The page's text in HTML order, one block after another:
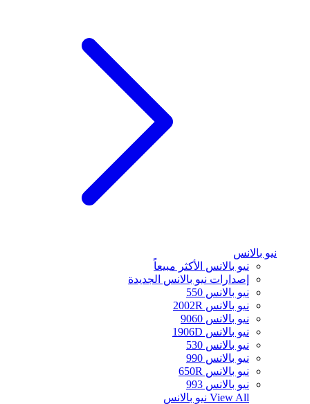
نيو بالانس
نيو بالانس الأكثر مبيعاً
إصدارات نيو بالانس الجديدة
نيو بالانس 550
نيو بالانس 2002R
نيو بالانس 9060
نيو بالانس 1906D
نيو بالانس 530
نيو بالانس 990
نيو بالانس 650R
نيو بالانس 993
View All نيو بالانس